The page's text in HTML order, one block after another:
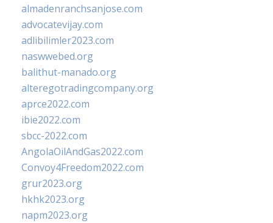
almadenranchsanjose.com
advocatevijay.com
adlibilimler2023.com
naswwebed.org
balithut-manado.org
alteregotradingcompany.org
aprce2022.com
ibie2022.com
sbcc-2022.com
AngolaOilAndGas2022.com
Convoy4Freedom2022.com
grur2023.org
hkhk2023.org
napm2023.org